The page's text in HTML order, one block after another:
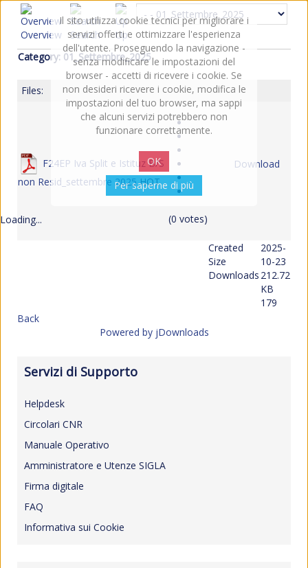
Il sito utilizza cookie tecnici per migliorare i
servizi offerti e ottimizzare l'esperienza
dell'utente. Proseguendo la navigazione -
senza modificare le impostazioni del
browser - accetti di ricevere i cookie. Se
non desideri ricevere i cookie, modifica le
impostazioni del tuo browser, ma sappi
che alcuni servizi potrebbero non
funzionare correttamente.
OK
Per saperne di più
Loading...
Overview Search
Up
Category: 01_Settembre_2025
Files:
F24EP Iva Split e Istituz B/S
non Resid_settembre 2025 HOT
(0 votes)
Download
Created
Size
Downloads
2025-
10-23
212.72
KB
179
Back
Powered by jDownloads
Servizi di Supporto
Helpdesk
Circolari CNR
Manuale Operativo
Amministratore e Utenze SIGLA
Firma digitale
FAQ
Informativa sui Cookie